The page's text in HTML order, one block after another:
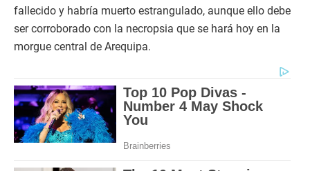
fallecido y habría muerto estrangulado, aunque ello debe
ser corroborado con la necropsia que se hará hoy en la
morgue central de Arequipa.